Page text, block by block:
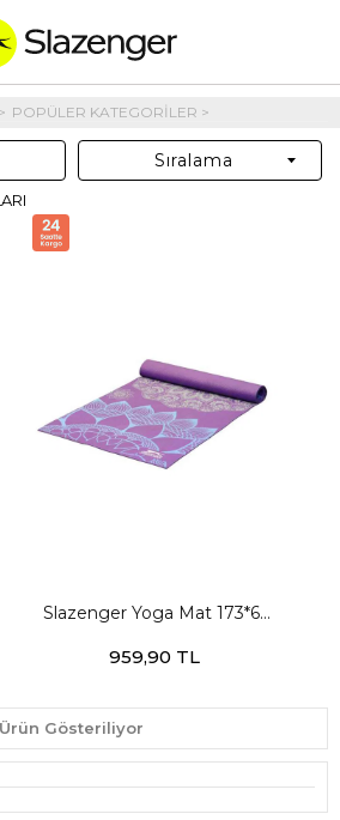
POPÜLER KATEGORİLER
Sıralama
Slazenger Yoga Mat 173*61
Yoga Minder Ve Matları
959,90 TL
Ürün Gösteriliyor